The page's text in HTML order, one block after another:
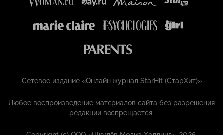
Сетевое издание «Онлайн журнал StarHit (СтарХит)»
Любое воспроизведение материалов сайта без разрешения
редакции воспрещается.